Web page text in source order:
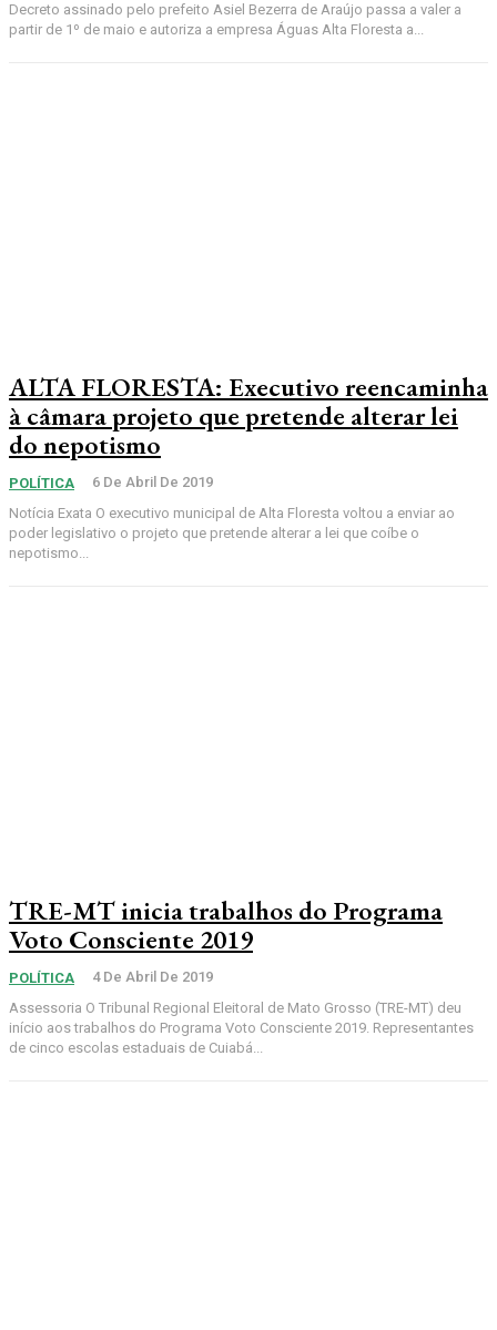
Decreto assinado pelo prefeito Asiel Bezerra de Araújo passa a valer a
partir de 1º de maio e autoriza a empresa Águas Alta Floresta a...
ALTA FLORESTA: Executivo reencaminha
à câmara projeto que pretende alterar lei
do nepotismo
POLÍTICA
6 De Abril De 2019
Notícia Exata O executivo municipal de Alta Floresta voltou a enviar ao
poder legislativo o projeto que pretende alterar a lei que coíbe o
nepotismo...
TRE-MT inicia trabalhos do Programa
Voto Consciente 2019
POLÍTICA
4 De Abril De 2019
Assessoria O Tribunal Regional Eleitoral de Mato Grosso (TRE-MT) deu
início aos trabalhos do Programa Voto Consciente 2019. Representantes
de cinco escolas estaduais de Cuiabá...